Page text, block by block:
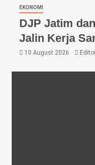
EKONOMI
DJP Jatim
Jalin Kerja
10 August 2026